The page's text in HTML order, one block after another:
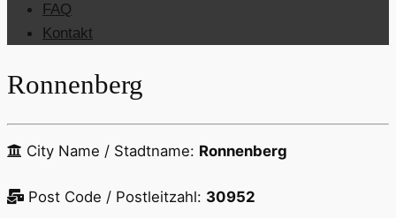
FAQ
Kontakt
Ronnenberg
City Name / Stadtname: Ronnenberg
Post Code / Postleitzahl: 30952